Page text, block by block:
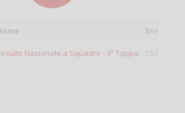
Ente
Nazionale a Squadre - 3ª Tappa CSAIN